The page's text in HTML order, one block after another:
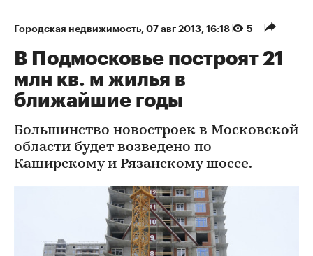
Городская недвижимость⁠, 07 авг 2013, 16:18 5
В Подмосковье построят 21
млн кв. м жилья в
ближайшие годы
Большинство новостроек в Московской
области будет возведено по
Каширскому и Рязанскому шоссе.